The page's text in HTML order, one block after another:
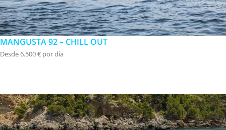
MANGUSTA 92 – CHILL OUT
Desde 6.500 € por día